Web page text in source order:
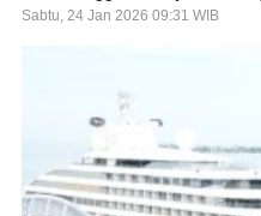
Sabtu, 24 Jan 2026 09:31 WIB